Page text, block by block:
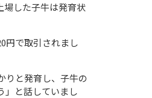
場した子牛は発育状
円で取引されまし
りと発育し、子牛の
」と話していまし